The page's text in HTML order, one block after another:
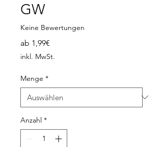
GW
Keine Bewertungen
ab 1,99€
Preis
inkl. MwSt.
Menge *
Anzahl *